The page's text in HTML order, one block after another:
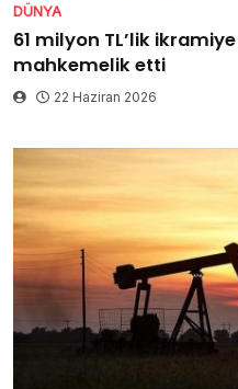
DÜNYA
61 milyon TL’lik
mahkemelik etti
22 Haziran 2026